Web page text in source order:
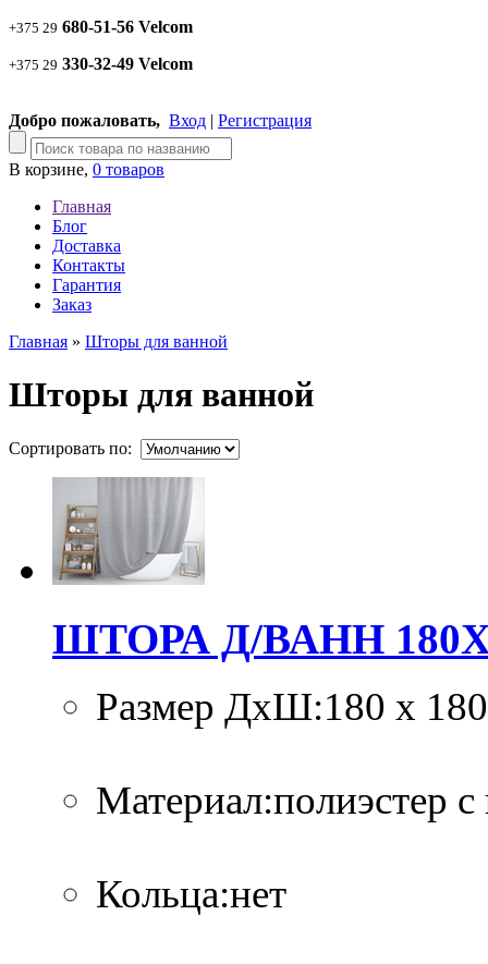
+375 29 680-51-56 Velcom
+375 29 330-32-49 Velcom
Добро пожаловать, Вход | Регистрация
В корзине, 0 товаров
Главная
Блог
Доставка
Контакты
Гарантия
Заказ
Главная » Шторы для ванной
Шторы для ванной
Сортировать по:
ШТОРА Д/ВАНН
Размер ДхШ:180 х
Материал:полиэстер
Кольца:нет